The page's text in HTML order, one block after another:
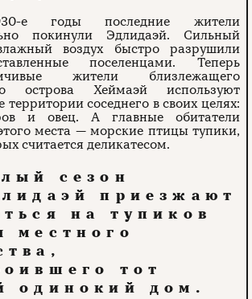
е годы последние жители
покинули Эдлидаэй. Сильный
воздух быстро разрушили
поселенцами. Теперь
жители близлежащего
острова Хеймаэй используют
территории соседнего в своих целях:
и овец. А главные обитатели
места — морские птицы тупики,
считается деликатесом.
сезон
приезжают
на тупиков
местного
тот
одинокий дом.